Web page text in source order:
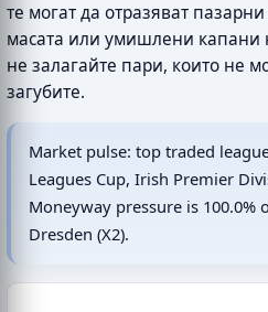
те могат да отразяват
масата или умишлени капани
не залагайте пари, които не
загубите.
Market pulse: top traded
Leagues Cup, Irish Premier
Moneyway pressure is 100.0%
Dresden (X2).